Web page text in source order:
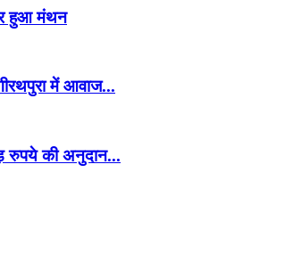
पर हुआ मंथन
में आवाज...
रुपये की अनुदान...